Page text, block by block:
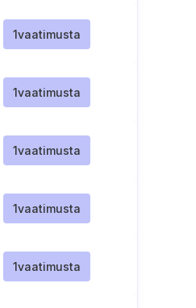
1vaatimusta
1vaatimusta
1vaatimusta
1vaatimusta
1vaatimusta